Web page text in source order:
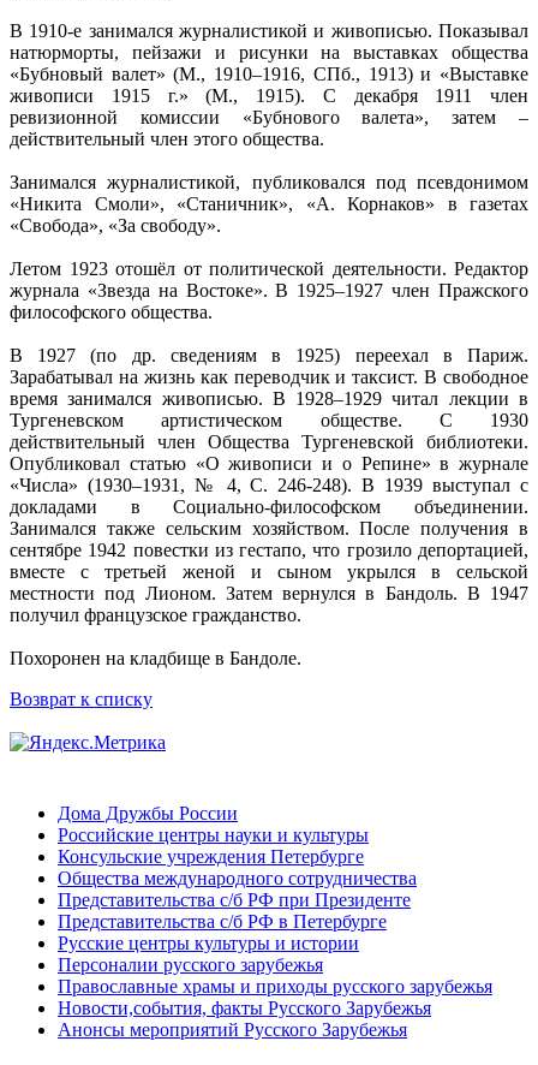
В 1910-е занимался журналистикой и живописью. Показывал
натюрморты, пейзажи и рисунки на выставках общества
«Бубновый валет» (М., 1910–1916, СПб., 1913) и «Выставке
живописи 1915 г.» (М., 1915). С декабря 1911 член
ревизионной комиссии «Бубнового валета», затем –
действительный член этого общества.
Занимался журналистикой, публиковался под псевдонимом
«Никита Смоли», «Станичник», «А. Корнаков» в газетах
«Свобода», «За свободу».
Летом 1923 отошёл от политической деятельности. Редактор
журнала «Звезда на Востоке». В 1925–1927 член Пражского
философского общества.
В 1927 (по др. сведениям в 1925) переехал в Париж.
Зарабатывал на жизнь как переводчик и таксист. В свободное
время занимался живописью. В 1928–1929 читал лекции в
Тургеневском артистическом обществе. С 1930
действительный член Общества Тургеневской библиотеки.
Опубликовал статью «О живописи и о Репине» в журнале
«Числа» (1930–1931, № 4, С. 246-248). В 1939 выступал с
докладами в Социально-философском объединении.
Занимался также сельским хозяйством. После получения в
сентябре 1942 повестки из гестапо, что грозило депортацией,
вместе с третьей женой и сыном укрылся в сельской
местности под Лионом. Затем вернулся в Бандоль. В 1947
получил французское гражданство.
Похоронен на кладбище в Бандоле.
Возврат к списку
Дома Дружбы России
Российские центры науки и культуры
Консульские учреждения Петербурге
Общества международного сотрудничества
Представительства с/б РФ при Президенте
Представительства с/б РФ в Петербурге
Русские центры культуры и истории
Персоналии русского зарубежья
Православные храмы и приходы русского зарубежья
Новости,события, факты Русского Зарубежья
Анонсы мероприятий Русского Зарубежья